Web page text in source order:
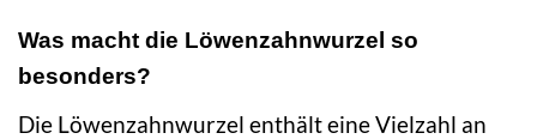
Was macht die Löwenzahnwurzel so
besonders?
Die Löwenzahnwurzel enthält eine Vielzahl an